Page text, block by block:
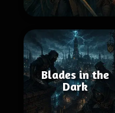
Blades in the
Dark